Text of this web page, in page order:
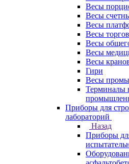
Весы
Весы
Весы
Весы
Весы
Весы
Весы
Гири
Весы
Терминалы
Приборы для
лабораторий
Назад
Приборы